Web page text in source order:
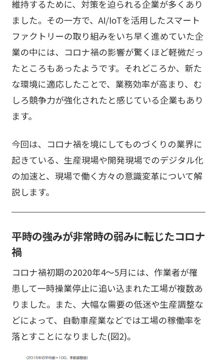
維持するために、対策を迫られる企業が多くあり
ました。その一方で、AI/IoTを活用したスマート
ファクトリーの取り組みをいち早く進めていた企
業の中には、コロナ禍の影響が驚くほど軽微だっ
たところもあったようです。それどころか、新た
な環境に適応したことで、業務効率が高まり、む
しろ競争力が強化されたと感じている企業もあり
ます。
今回は、コロナ禍を境にしてものづくりの業界に
起きている、生産現場や開発現場でのデジタル化
の加速と、現場で働く方々の意識変革について解
説します。
平時の強みが非常時の弱みに転じたコロナ
禍
コロナ禍初期の2020年4～5月には、作業者が罹
患して一時操業停止に追い込まれた工場が複数あ
りました。また、大幅な需要の低迷や生産調整な
どによって、自動車産業などでは工場の稼働率を
落とすことになりました(図2)。